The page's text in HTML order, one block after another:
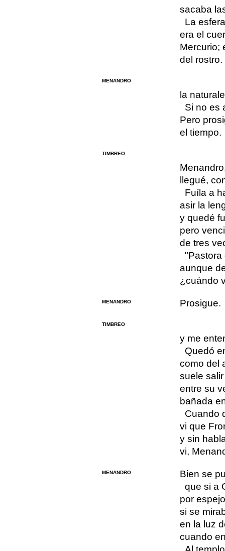
sacaba
La
era el
Mercurio;
del rostro.
MENANDRO
la
Si no es
Pero
el tiempo.
TIMBREO
llegué,
Fuíla a
asir la
y quedé
pero
de tres
"Pastora
aunque
¿cuándo
MENANDRO Prosigue.
TIMBREO
y me
Quedó
como del
suele
entre su
bañada
Cuando
vi que
y sin
vi,
MENANDRO
Bien se
que si a
por
si se
en la luz
cuando